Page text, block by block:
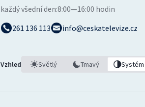
každý všední den:8:00—16:00 hodin
261 136 113
info@ceskatelevize.cz
Vzhled Světlý Tmavý Systém